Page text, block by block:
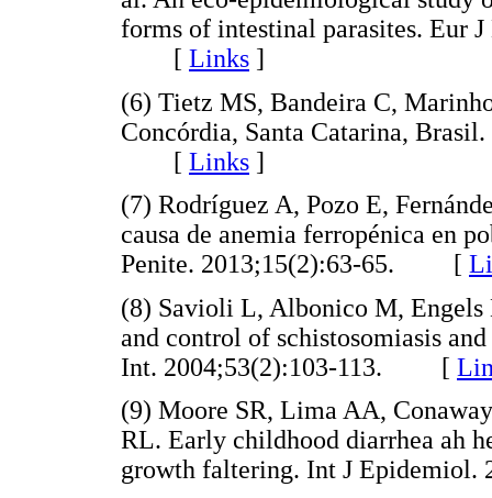
forms of intestinal parasites. Eur
[ Links ]
(6) Tietz MS, Bandeira C,
Concórdia, Santa Catarina,
[ Links ]
(7) Rodríguez A, Pozo E,
causa de anemia ferropénica en
Penite. 2013;15(2):63-65. [
(8) Savioli L, Albonico M, Engels
and control of schistosomiasis
Int. 2004;53(2):103-113. [
(9) Moore SR, Lima AA,
RL. Early childhood diarrhea ah
growth faltering. Int J